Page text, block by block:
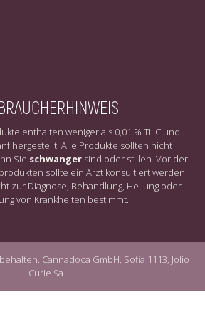
enthalten weniger als 0,01 % THC und
hergestellt. Alle Produkte sollten nicht
Sie schwanger sind oder stillen. Vor der
sollte ein Arzt konsultiert werden.
zur Diagnose, Behandlung, Heilung oder
von Krankheiten bestimmt.
. Cannadoca GmbH, Sofia 1113, Jolio
Curie 9a